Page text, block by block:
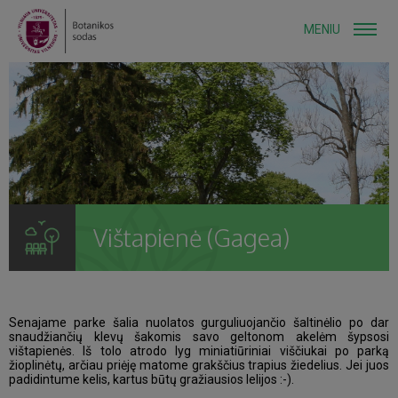
MENIU
Vištapienė (Gagea)
Senajame parke šalia nuolatos gurguliuojančio šaltinėlio po dar
snaudžiančių klevų šakomis savo geltonom akelėm šypsosi
vištapienės. Iš tolo atrodo lyg miniatiūriniai viščiukai po parką
žioplinėtų, arčiau priėję matome grakščius trapius žiedelius. Jei juos
padidintume kelis, kartus būtų gražiausios lelijos :-).